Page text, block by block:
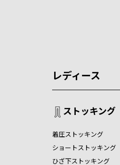
レディース
ストッキング
着圧ストッキング
ショートストッキング
ひざ下ストッキング